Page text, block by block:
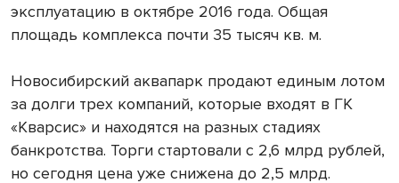
эксплуатацию в октябре 2016 года. Общая
площадь комплекса почти 35 тысяч кв. м.
Новосибирский аквапарк продают единым лотом
за долги трех компаний, которые входят в ГК
«Кварсис» и находятся на разных стадиях
банкротства. Торги стартовали с 2,6 млрд рублей,
но сегодня цена уже снижена до 2,5 млрд.